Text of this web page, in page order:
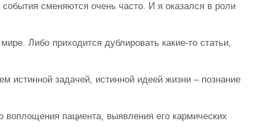
сменяются очень часто. И я оказался в роли
Либо приходится дублировать какие-то статьи,
истинной задачей, истинной идеей жизни – познание
пациента, выявления его кармических